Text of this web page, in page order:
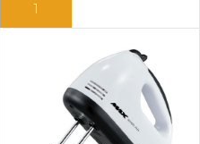
ДОДАЈ ВО КОШНИЦА